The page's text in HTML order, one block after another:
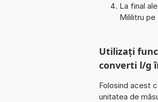
La final
Mililitru
Utilizați
converti l/g
Folosind acest
unitatea de